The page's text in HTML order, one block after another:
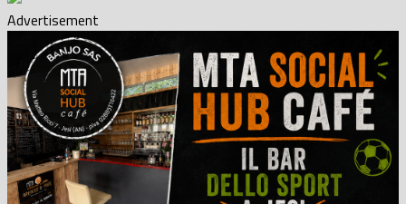
Advertisement